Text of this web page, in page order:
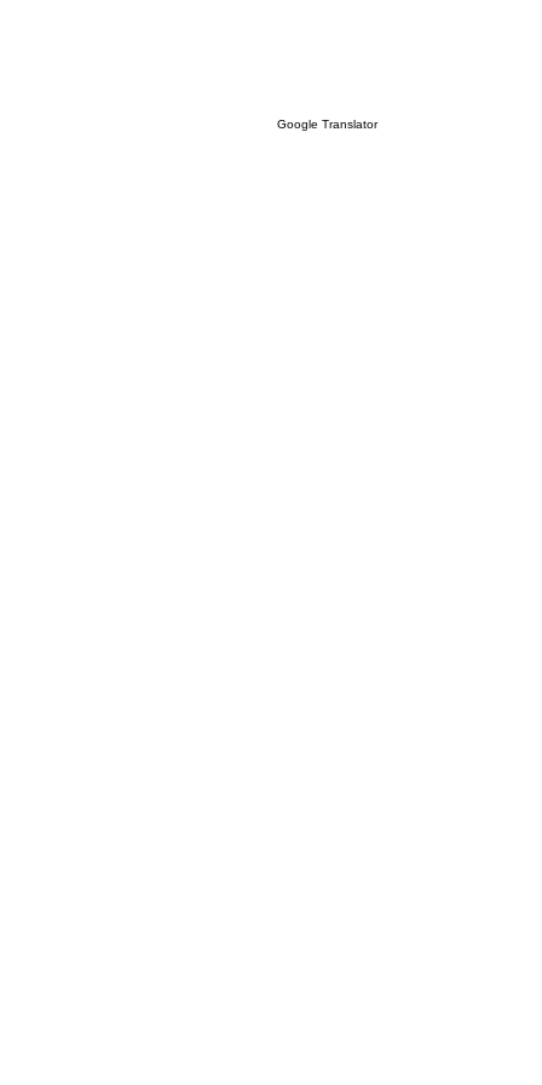
Google Translator